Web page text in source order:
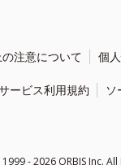
注意について 個
ービス利用規約 ソ
1999 - 2026 ORBIS Inc.